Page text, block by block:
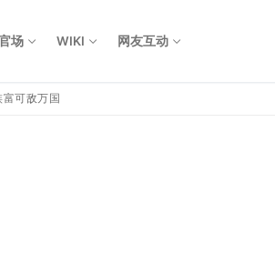
场 WIKI 网友互动
可敌万国